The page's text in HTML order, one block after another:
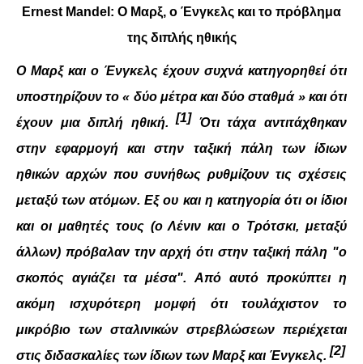
ΑΝΑΛΎΣΕΙΣ
ΔΙΕΘΝΉ
ΕΙΔΉΣΕΙΣ
ΚΌΣΜΟΣ
ΑΝΑΤΟΛΙΚΉ ΕΥΡΏΠΗ / ΒΑΛΚΆΝΙΑ
ΔΥΤΙΚΉ ΕΥΡΏΠΗ
ΜΈΣΗ ΑΝΑΤΟΛΉ / ΒΌΡΕΙΑ ΑΦΡΙΚΉ
ΒΌΡΕΙΑ ΑΜΕΡΙΚΉ
Ernest Mandel: Ο Μαρξ, ο Ένγκελς και το πρόβλημα
της διπλής ηθικής
Ο Μαρξ και ο Ένγκελς έχουν συχνά κατηγορηθεί ότι
υποστηρίζουν το « δύο μέτρα και δύο σταθμά » και ότι
έχουν μια διπλή ηθική.[1] Ότι τάχα αντιτάχθηκαν
στην εφαρμογή και στην ταξική πάλη των ίδιων
ηθικών αρχών που συνήθως ρυθμίζουν τις σχέσεις
μεταξύ των ατόμων. Εξ ου και η κατηγορία ότι οι ίδιοι
και οι μαθητές τους (ο Λένιν και ο Τρότσκι, μεταξύ
άλλων) πρόβαλαν την αρχή ότι στην ταξική πάλη "ο
σκοπός αγιάζει τα μέσα". Από αυτό προκύπτει η
ακόμη ισχυρότερη μομφή ότι τουλάχιστον το
μικρόβιο των σταλινικών στρεβλώσεων περιέχεται
στις διδασκαλίες των ίδιων των Μαρξ και Ένγκελς.[2]